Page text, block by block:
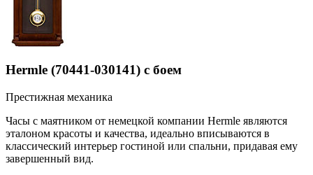
Hermle (70441-030141) с боем
Престижная механика
Часы с маятником от немецкой компании Hermle являются
эталоном красоты и качества, идеально вписываются в
классический интерьер гостиной или спальни, придавая ему
завершенный вид.